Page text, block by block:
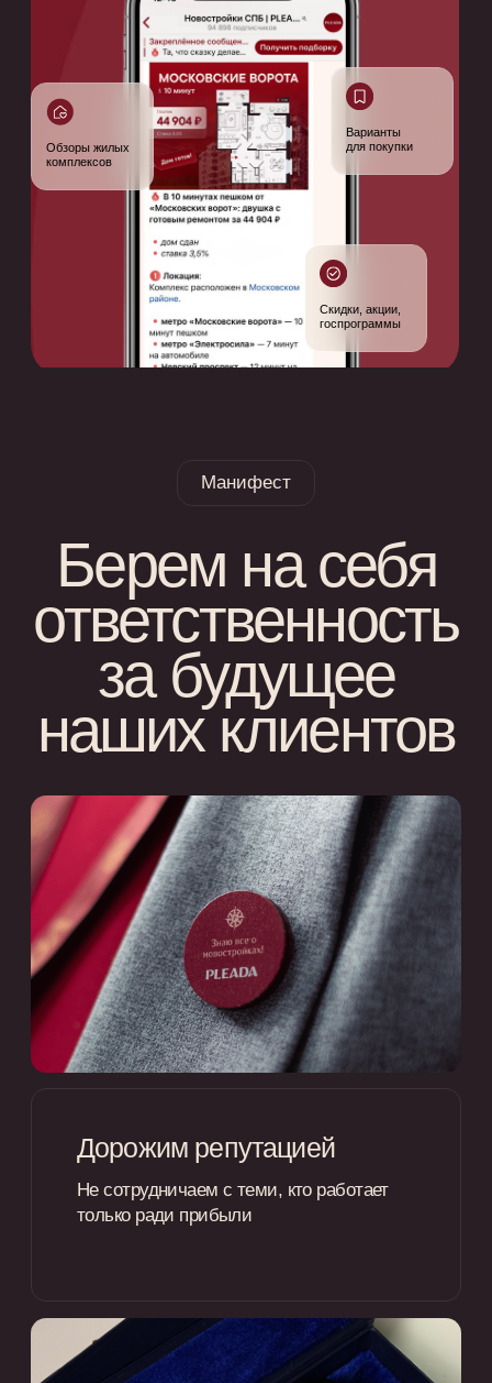
Продаем пользу,
а не квадратные метры
Новая квартира станет точкой роста и
социальным лифтом для будущих
от застройщика
— альтернатива ипотеке
«98% клиентов получают
одобрение по рассрочке с
выгодными условиями.
Выбираем надежных
застройщиков и подбираем
выгодные программы.
рассрочку просто»
ПВ 5% и 20 000 ₽ ежемесячный
платеж
Реальные условия рассрочек
наших клиентов
взноса - 5%
Без процентов и
банковских комиссий